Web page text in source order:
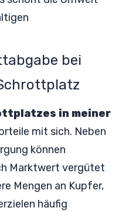
bei
in meiner
mit sich. Neben
können
Marktwert vergütet
Mengen an Kupfer,
häufig